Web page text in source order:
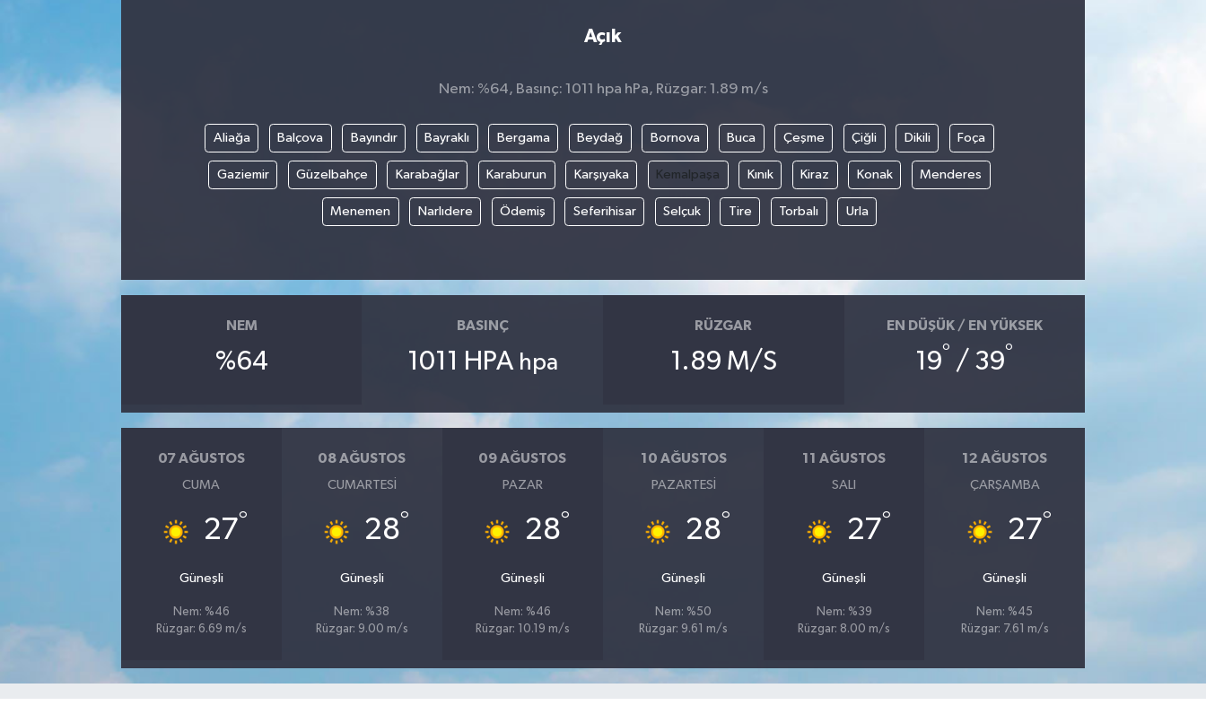
Açık
Nem: %64, Basınç: 1011 hpa hPa, Rüzgar: 1.89 m/s
Aliağa Balçova Bayındır Bayraklı Bergama Beydağ Bornova Buca Çeşme Çiğli Dikili Foça
Gaziemir Güzelbahçe Karabağlar Karaburun Karşıyaka Kemalpaşa Kınık Kiraz Konak Menderes
Menemen Narlıdere Ödemiş Seferihisar Selçuk Tire Torbalı Urla
NEM
%64
BASINÇ
1011 HPA hpa
RÜZGAR
1.89 M/S
EN DÜŞÜK / EN YÜKSEK
19° / 39°
07 AĞUSTOS
CUMA
27°
Güneşli
Nem: %46
Rüzgar: 6.69 m/s
08 AĞUSTOS
CUMARTESI
28°
Güneşli
Nem: %38
Rüzgar: 9.00 m/s
09 AĞUSTOS
PAZAR
28°
Güneşli
Nem: %46
Rüzgar: 10.19 m/s
10 AĞUSTOS
PAZARTESI
28°
Güneşli
Nem: %50
Rüzgar: 9.61 m/s
11 AĞUSTOS
SALI
27°
Güneşli
Nem: %39
Rüzgar: 8.00 m/s
12 AĞUSTOS
ÇARŞAMBA
27°
Güneşli
Nem: %45
Rüzgar: 7.61 m/s